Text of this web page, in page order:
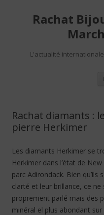
Rachat
L'actualité
Rachat diamants :
pierre Herkimer
Les diamants Herkimer se
Herkimer dans l’état de
parc Adirondack. Bien
clarté et leur brillance, ce
proprement parlé mais des
minéral el plus abondant